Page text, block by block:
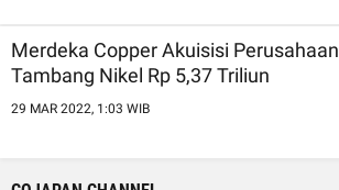
Merdeka Copper Akuisisi Perusahaan
Tambang Nikel Rp 5,37 Triliun
29 MAR 2022, 1:03 WIB